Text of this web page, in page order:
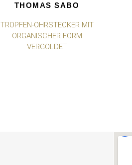
THOMAS SABO
TROPFEN-OHRSTECKER MIT
ORGANISCHER FORM
VERGOLDET